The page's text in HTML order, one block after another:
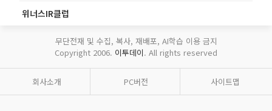
위너스IR클럽
무단전재 및 수집, 복사, 재배포, AI학습 이용 금지
Copyright 2006. 이투데이. All rights reserved
회사소개 PC버전 사이트맵